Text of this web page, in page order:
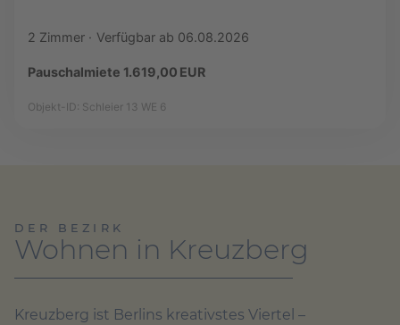
2 Zimmer Verfügbar ab 06.08.2026
Pauschalmiete 1.619,00 EUR
Objekt-ID: Schleier 13 WE 6
DER BEZIRK
Wohnen in Kreuzberg
Kreuzberg ist Berlins kreativstes Viertel –